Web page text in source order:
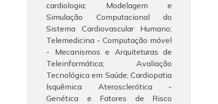
cardiologia; Modelagem e
Simulação Computacional do
Sistema Cardiovascular Humano;
Telemedicina - Computação móvel
- Mecanismos e Arquiteturas de
Teleinformática; Avaliação
Tecnológica em Saúde; Cardiopatia
Isquêmica Aterosclerótica -
Genética e Fatores de Risco